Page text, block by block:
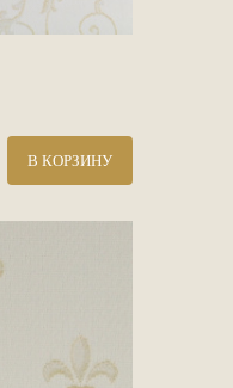
В КОРЗИНУ